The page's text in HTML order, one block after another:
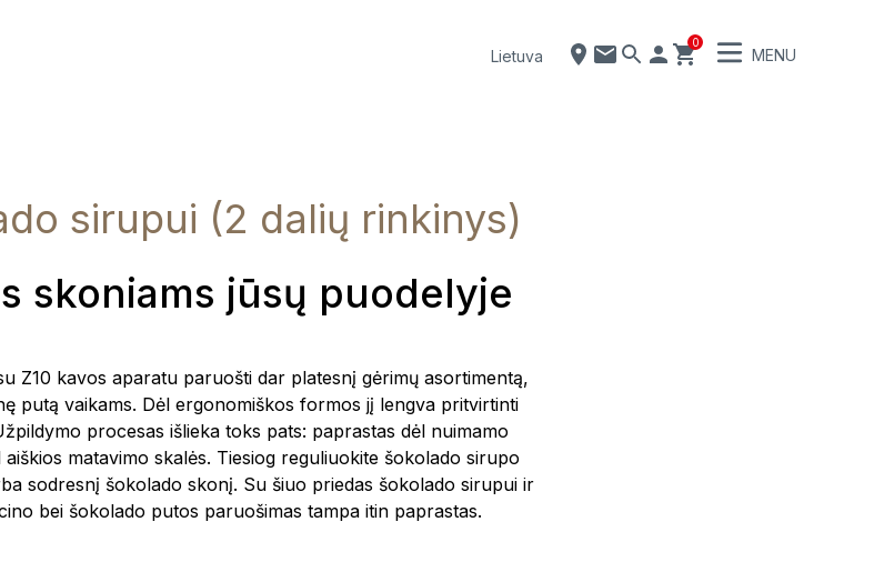
Lietuva
0
MENU
sirupui (2 dalių rinkinys)
skoniams jūsų puodelyje
Z10 kavos aparatu paruošti dar platesnį gėrimų asortimentą,
putą vaikams. Dėl ergonomiškos formos jį lengva pritvirtinti
procesas išlieka toks pats: paprastas dėl nuimamo
matavimo skalės. Tiesiog reguliuokite šokolado sirupo
sodresnį šokolado skonį. Su šiuo priedas šokolado sirupui ir
bei šokolado putos paruošimas tampa itin paprastas.